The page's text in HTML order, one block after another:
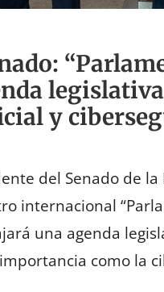
y
del Senado de
internacional
una agenda
como la